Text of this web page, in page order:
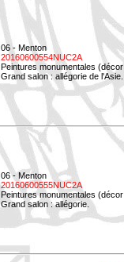
06 - Menton
20160600554NUC2A
Peintures monumentales
Grand salon : allégorie de l'Asie.
06 - Menton
20160600555NUC2A
Peintures monumentales
Grand salon : allégorie.